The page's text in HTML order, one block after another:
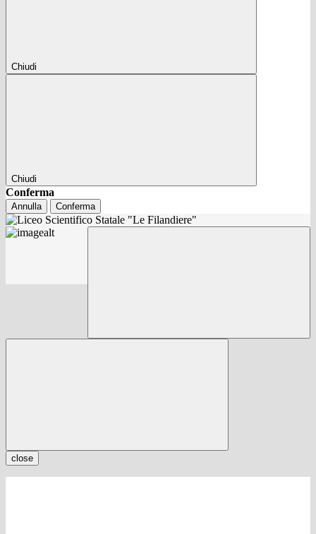
Chiudi
Chiudi
Conferma
Annulla Conferma
close